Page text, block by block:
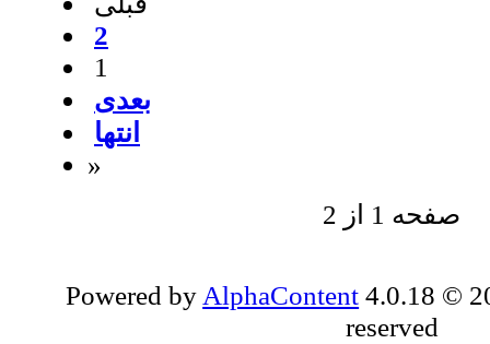
2
1
بعدی
انتها
»
صفحه 1 از 2
Powered by AlphaContent 4.0.18 ©
reserved